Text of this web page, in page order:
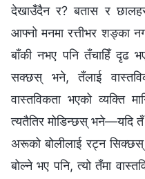
देखाउँदैन र? बतास र
आफ्नो मनमा रत्तीभर शङ्का
बाँकी नभए पनि तँचाहिँ दृढ
सक्छस् भने, तँलाई
वास्तविकता भएको व्यक्ति
त्यतैतिर मोडिन्छस् भने—यदि
अरूको बोलीलाई रट्न
बोल्ने भए पनि, त्यो तँमा